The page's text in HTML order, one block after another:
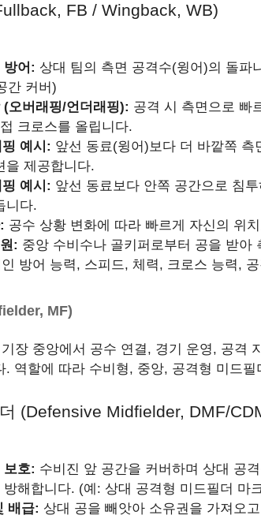
FB / Wingback, WB)
방어: 상대 팀의 측면 공격수(윙어)의 돌파
간 커버)
(오버래핑/언더래핑): 공격 시 측면으로 빠
크로스를 올립니다.
예시: 앞선 동료(윙어)보다 더 바깥쪽
을 제공합니다.
예시: 앞선 동료보다 안쪽 공간으로 침
니다.
공수 상황 변화에 따라 빠르게 자신의 위
: 중앙 수비수나 골키퍼로부터 공을 받아
방어 능력, 스피드, 체력, 크로스 능력,
MF)
장 중앙에서 공수 연결, 경기 운영, 공격
. 역할에 따라 수비형, 중앙, 공격형 미드필
(Defensive Midfielder, DMF/
보호: 수비진 앞 공간을 커버하며 상대 공
방해합니다. (예: 상대 공격형 미드필더 마
배급: 상대 공을 빼앗아 소유권을 가져오